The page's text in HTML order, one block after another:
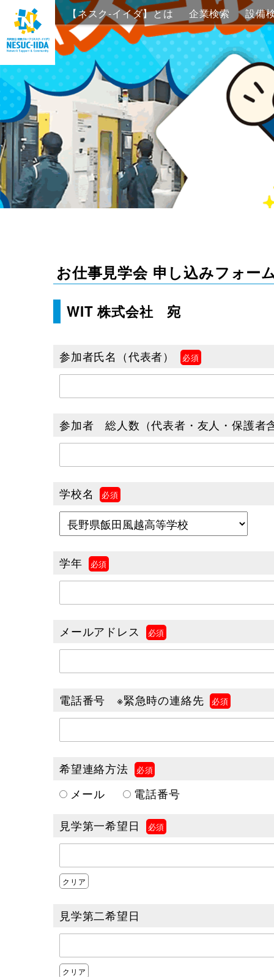
【ネスク-イイダ】
とは
企業検
索
設備検
索
お仕事見学会 申し込みフォー
WIT 株式会社 宛
参加者氏名（代表者）
参加者 総人数（代表者・友人・保護者
学校名
学年
メールアドレス
電話番号 ※緊急時の連絡先
希望連絡方法
メール
電話番号
見学第一希望日
クリア
見学第二希望日
クリア